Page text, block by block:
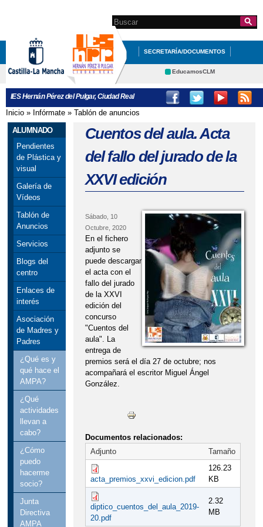
contenido
principal
Formulario de
búsqueda
Search this site
SECRETARÍA/DOCUMENTOS
PROFESORADO ALUMNADO
CONTACTA CON NOSOTROS
EducamosCLM
Educación Cultura
Contacto
IES Hernán Pérez del Pulgar, Ciudad Real
Se encuentra usted aquí
Inicio » Infórmate » Tablón de anuncios
ALUMNADO
Pendientes
de Plástica y
visual
Galería de
Vídeos
Tablón de
Anuncios
Servicios
Blogs del
centro
Enlaces de
interés
Asociación
de Madres y
Padres
¿Qué es y
qué hace el
AMPA?
¿Qué
actividades
llevan a
cabo?
¿Cómo
puedo
hacerme
socio?
Junta
Directiva
AMPA
Cuentos del aula. Acta
del fallo del jurado de la
XXVI edición
Sábado, 10
Octubre, 2020
En el fichero
adjunto se
puede descargar
el acta con el
fallo del jurado
de la XXVI
edición del
concurso
"Cuentos del
aula". La
entrega de
premios será el día 27 de octubre; nos
acompañará el escritor Miguel Ángel
González.
Documentos relacionados:
Adjunto
Tamaño
acta_premios_xxvi_edicion.pdf
126.23
KB
diptico_cuentos_del_aula_2019-
20.pdf
2.32
MB